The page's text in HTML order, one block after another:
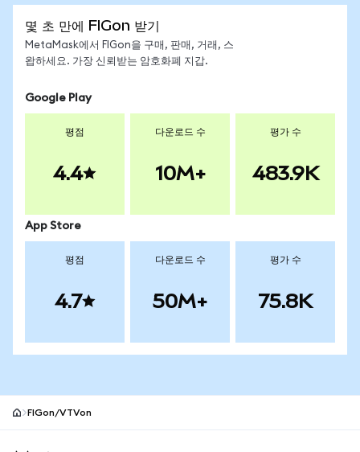
몇 초 만에 FIGon 받기
MetaMask에서 FIGon을 구매, 판매, 거래, 스
왑하세요. 가장 신뢰받는 암호화폐 지갑.
Google Play
평점
4.4
다운로드 수
10M+
평가 수
483.9K
App Store
평점
4.7
다운로드 수
50M+
평가 수
75.8K
FIGon/VTVon